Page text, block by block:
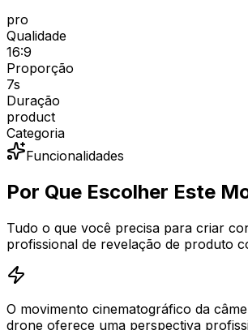
pro
Qualidade
16:9
Proporção
7s
Duração
product
Categoria
Funcionalidades
Por Que Escolher Este
Tudo o que você precisa para criar
profissional de revelação de produto
O movimento cinematográfico da
drone oferece uma perspectiva